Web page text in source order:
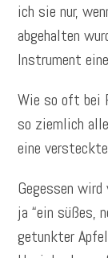
ich sie nur,
abgehalten
Instrument
Wie so oft bei
so ziemlich
eine
Gegessen
ja “ein süßes,
getunkter